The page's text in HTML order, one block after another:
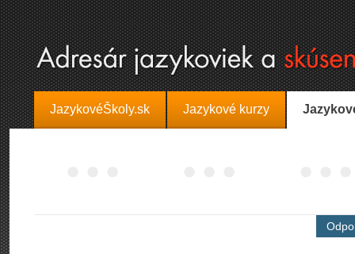
JazykovéŠkoly.sk Jazykové kurzy